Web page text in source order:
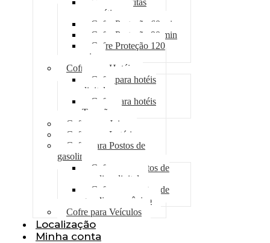
magnéticas
Cofre Proteção 60 min
Cofre Proteção 90 min
Cofre Proteção 120
min
Cofre para Hotéis
Cofre para hotéis
digital
Cofre para hotéis
Trancão
Cofre para Joias
Cofre para Lotéricas
Cofre para Postos de
gasolina
Cofre para postos de
gasolina digital
Cofre para postos de
gasolina mecânico
Cofre para Veículos
Localização
Minha conta